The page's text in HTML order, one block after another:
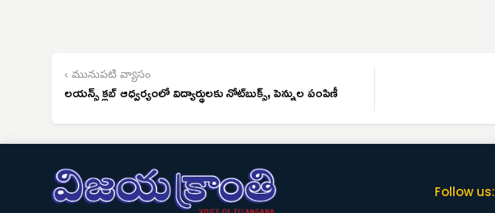
‹ మునుపటి వ్యాసం
లయన్స్ క్లబ్ ఆధ్వర్యంలో విద్యార్థులకు నోట్‌బుక్స్, పెన్నుల పంపిణీ
Follow us: